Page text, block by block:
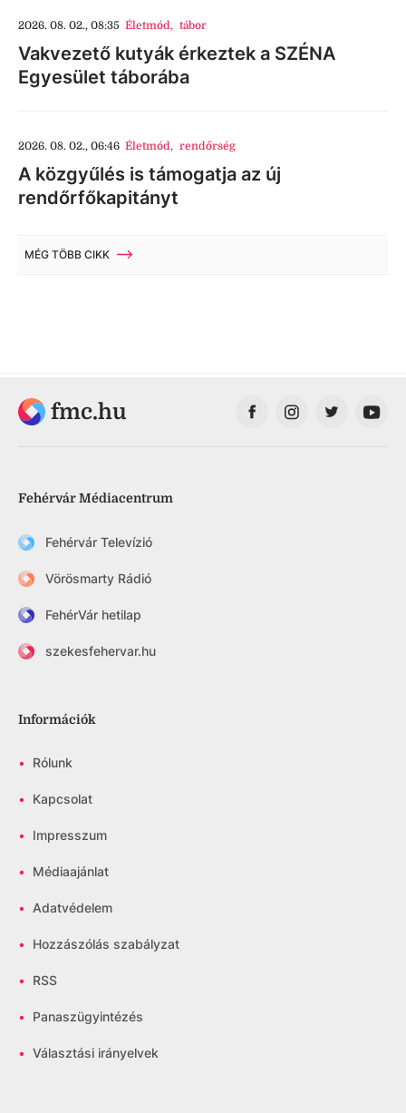
2026. 08. 02., 08:35 Életmód, tábor
Vakvezető kutyák érkeztek a SZÉNA
Egyesület táborába
2026. 08. 02., 06:46 Életmód, rendőrség
A közgyűlés is támogatja az új
rendőrfőkapitányt
MÉG TÖBB CIKK
fmc.hu
Fehérvár Médiacentrum
Fehérvár Televízió
Vörösmarty Rádió
FehérVár hetilap
szekesfehervar.hu
Információk
• Rólunk
• Kapcsolat
• Impresszum
• Médiaajánlat
• Adatvédelem
• Hozzászólás szabályzat
• RSS
• Panaszügyintézés
• Választási irányelvek